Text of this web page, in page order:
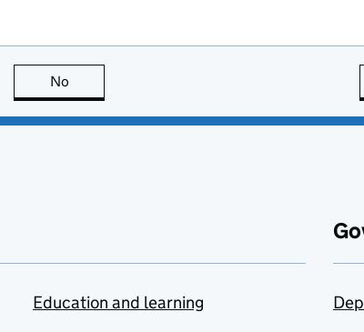
is useful
No
Education and learning